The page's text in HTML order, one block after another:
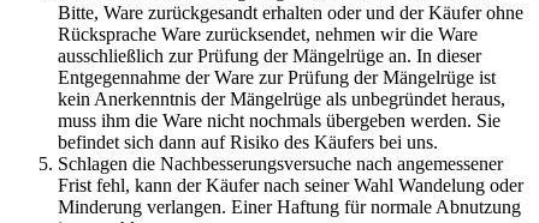
Bitte, Ware zurückgesandt erhalten oder und der Käufer ohne
Rücksprache Ware zurücksendet, nehmen wir die Ware
ausschließlich zur Prüfung der Mängelrüge an. In dieser
Entgegennahme der Ware zur Prüfung der Mängelrüge ist
kein Anerkenntnis der Mängelrüge als unbegründet heraus,
muss ihm die Ware nicht nochmals übergeben werden. Sie
befindet sich dann auf Risiko des Käufers bei uns.
Schlagen die Nachbesserungsversuche nach angemessener
Frist fehl, kann der Käufer nach seiner Wahl Wandelung oder
Minderung verlangen. Einer Haftung für normale Abnutzung